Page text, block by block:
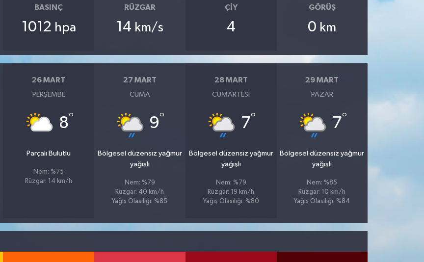
BASINÇ
1012 hpa
RÜZGAR
14 km/s
ÇIY
4
GÖRÜŞ
0 km
26 MART
PERŞEMBE
8°
Parçalı Bulutlu
Nem: %75
Rüzgar: 14 km/h
27 MART
CUMA
9°
Bölgesel düzensiz yağmur
yağışlı
Nem: %79
Rüzgar: 40 km/h
Yağış Olasılığı: %85
28 MART
CUMARTESI
7°
Bölgesel düzensiz yağmur
yağışlı
Nem: %79
Rüzgar: 19 km/h
Yağış Olasılığı: %80
29 MART
PAZAR
7°
Bölgesel düzensiz yağmur
yağışlı
Nem: %85
Rüzgar: 10 km/h
Yağış Olasılığı: %84